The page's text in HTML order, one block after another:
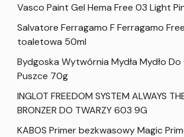
Vasco Paint Gel Hema Free 03 Light
Salvatore Ferragamo F Ferragamo
toaletowa 50ml
Bydgoska Wytwórnia Mydła Mydło Do
Puszce 70g
INGLOT FREEDOM SYSTEM ALWAYS
BRONZER DO TWARZY 603 9G
KABOS Primer bezkwasowy Magic